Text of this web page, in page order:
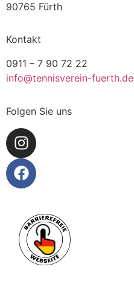
90765 Fürth
Kontakt
0911 – 7 90 72 22
info@tennisverein-fuerth.de
Folgen Sie uns